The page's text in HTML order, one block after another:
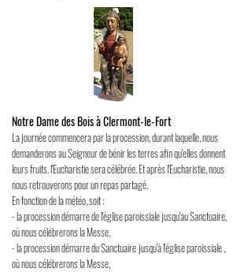
Notre Dame des Bois à Clermont-le-Fort
La journée commencera par la procession, durant laquelle, nous
demanderons au Seigneur de bénir les terres afin qu'elles donnent
leurs fruits. l'Eucharistie sera célébrée. Et après l'Eucharistie, nous
nous retrouverons pour un repas partagé.
En fonction de la météo, soit :
- la procession démarre de l'église paroissiale jusqu'au Sanctuaire,
où nous célébrerons la Messe,
- la procession démarre du Sanctuaire jusqu'à l'église paroissiale ,
où nous célébrerons la Messe,